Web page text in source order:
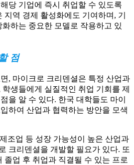
당 기업에 즉시 취업할 수 있도록
지역 경제 활성화에도 기여하며, 기
하는 중요한 모델로 작용하고 있
점
, 마이크로 크리덴셜은 특정 산업과
생들에게 실질적인 취업 기회를 제
을 알 수 있다. 한국 대학들도 마이
하여 산업과 협력하는 방안을 모색
조업 등 성장 가능성이 높은 산업과
크리덴셜을 개발할 필요가 있다. 또
졸업 후 취업과 직결될 수 있는 프로